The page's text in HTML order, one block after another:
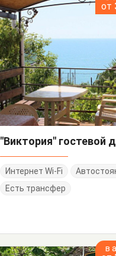
от
"Виктория" гостевой
Интернет Wi-Fi
Есть трансфер
в